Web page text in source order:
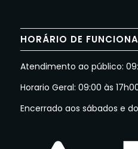
HORÁRIO DE
Atendimento ao público:
Horario Geral: 09:00 às
Encerrado aos sábados e